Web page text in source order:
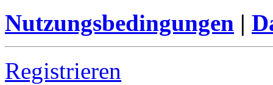
Nutzungsbedingungen |
Registrieren